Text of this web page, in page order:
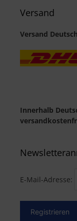
Versand
Versand
Innerhalb
E-Mail-Adresse: